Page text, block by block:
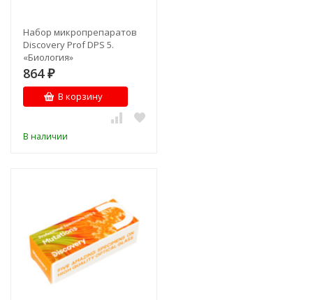
Набор микропрепаратов
Discovery Prof DPS 5.
«Биология»
864 ₽
В корзину
В наличии